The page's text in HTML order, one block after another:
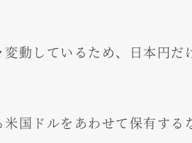
動しているため、日本円
国ドルをあわせて保有する